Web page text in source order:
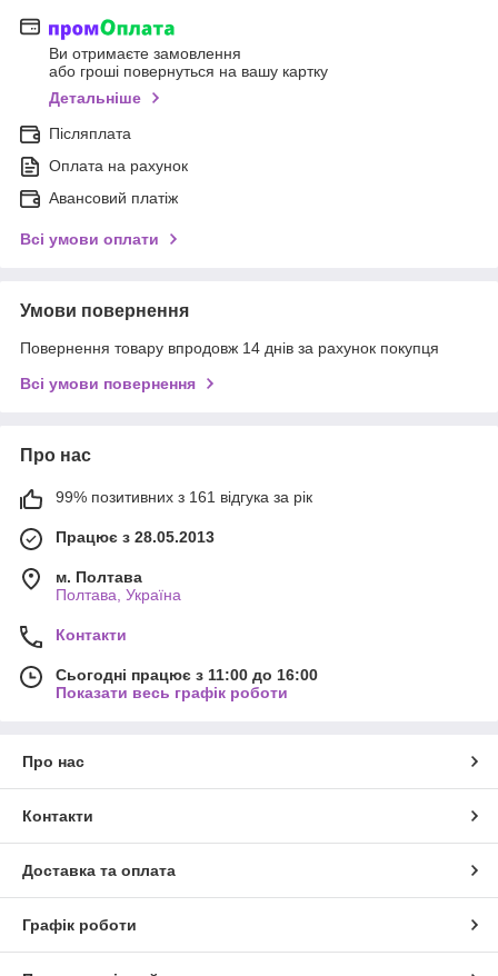
Ви отримаєте замовлення
або гроші повернуться на вашу картку
Детальніше
Післяплата
Оплата на рахунок
Авансовий платіж
Всі умови оплати
Умови повернення
Повернення товару впродовж 14 днів за рахунок покупця
Всі умови повернення
Про нас
99% позитивних з 161 відгука за рік
Працює з 28.05.2013
м. Полтава
Полтава, Україна
Контакти
Сьогодні працює з 11:00 до 16:00
Показати весь графік роботи
Про нас
Контакти
Доставка та оплата
Графік роботи